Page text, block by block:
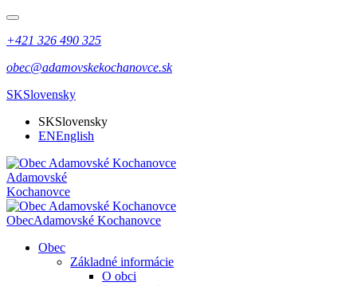
+421 326 490 325
obec@adamovskekochanovce.sk
SKSlovensky
SKSlovensky
ENEnglish
Adamovské
Kochanovce
ObecAdamovské Kochanovce
Obec
Základné informácie
O obci